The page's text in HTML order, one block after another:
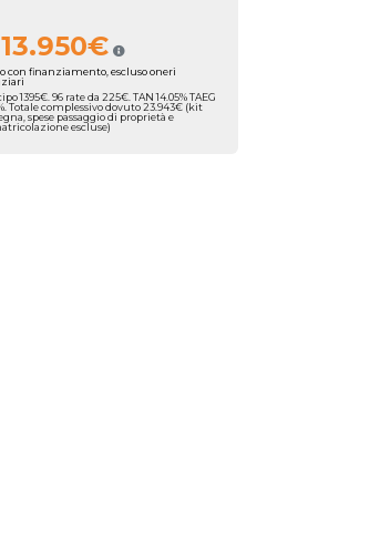
13.950€
con finanziamento, escluso oneri
1395€. 96 rate da 225€. TAN 14.05% TAEG
Totale complessivo dovuto 23.943€ (kit
spese passaggio di proprietà e
escluse)